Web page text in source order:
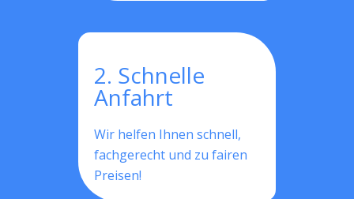
2. Schnelle
Anfahrt
Wir helfen Ihnen schnell,
fachgerecht und zu fairen
Preisen!